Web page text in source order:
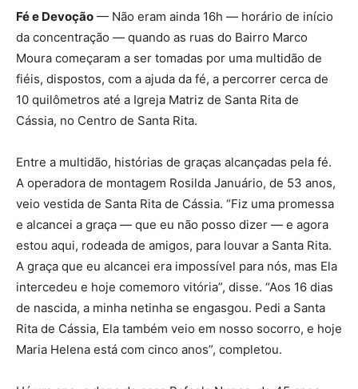
Fé e Devoção — Não eram ainda 16h — horário de início
da concentração — quando as ruas do Bairro Marco
Moura começaram a ser tomadas por uma multidão de
fiéis, dispostos, com a ajuda da fé, a percorrer cerca de
10 quilômetros até a Igreja Matriz de Santa Rita de
Cássia, no Centro de Santa Rita.
Entre a multidão, histórias de graças alcançadas pela fé.
A operadora de montagem Rosilda Januário, de 53 anos,
veio vestida de Santa Rita de Cássia. “Fiz uma promessa
e alcancei a graça — que eu não posso dizer — e agora
estou aqui, rodeada de amigos, para louvar a Santa Rita.
A graça que eu alcancei era impossível para nós, mas Ela
intercedeu e hoje comemoro vitória”, disse. “Aos 16 dias
de nascida, a minha netinha se engasgou. Pedi a Santa
Rita de Cássia, Ela também veio em nosso socorro, e hoje
Maria Helena está com cinco anos”, completou.